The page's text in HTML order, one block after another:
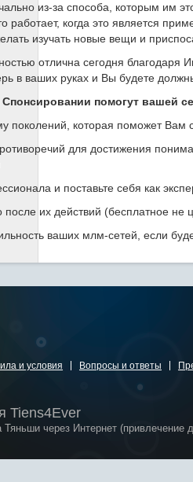
из-за способа, которым им
работает, когда это является
изучать новые вещи и
отлична сегодня благодаря
в ваших руках и Вы будете
помогут вашей
поколений, которая поможет Вам
для достижения
и поставьте себя как
после их действий (бесплатное не
ваших млм-сетей, если
и условия Вопросы и ответы
Tiens4Ever
через Интернет (привлечение